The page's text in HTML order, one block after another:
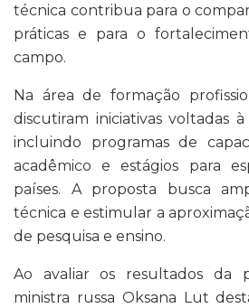
técnica contribua para o
práticas e para o
campo.
Na área de formação
discutiram iniciativas voltadas
incluindo programas de
acadêmico e estágios para
países. A proposta busca
técnica e estimular a
de pesquisa e ensino.
Ao avaliar os resultados da
ministra russa Oksana Lut